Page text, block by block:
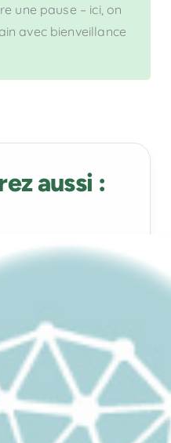
une pause – ici, on
avec bienveillance
aussi :